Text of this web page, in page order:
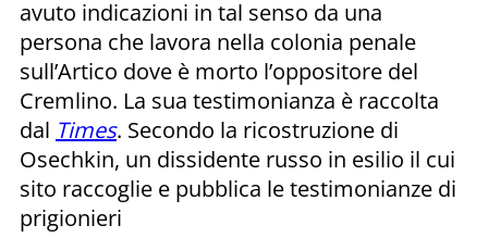
avuto indicazioni in tal senso da una
persona che lavora nella colonia penale
sull’Artico dove è morto l’oppositore del
Cremlino. La sua testimonianza è raccolta
dal Times. Secondo la ricostruzione di
Osechkin, un dissidente russo in esilio il cui
sito raccoglie e pubblica le testimonianze di
prigionieri